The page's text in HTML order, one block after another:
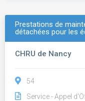
Prestations de
détachées pour les
CHRU de Nancy
54
Service - Appel